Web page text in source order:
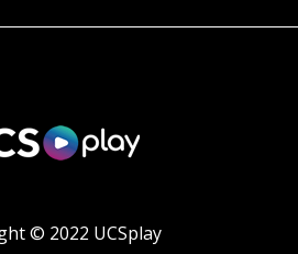
© 2022 UCSplay